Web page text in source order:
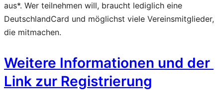
aus*. Wer teilnehmen will, braucht lediglich eine
DeutschlandCard und möglichst viele Vereinsmitglieder,
die mitmachen.
Weitere Informationen und der
Link zur Registrierung